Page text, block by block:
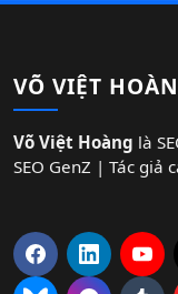
VÕ VIỆT
Võ Việt Hoàng là
SEO GenZ | Tác giả